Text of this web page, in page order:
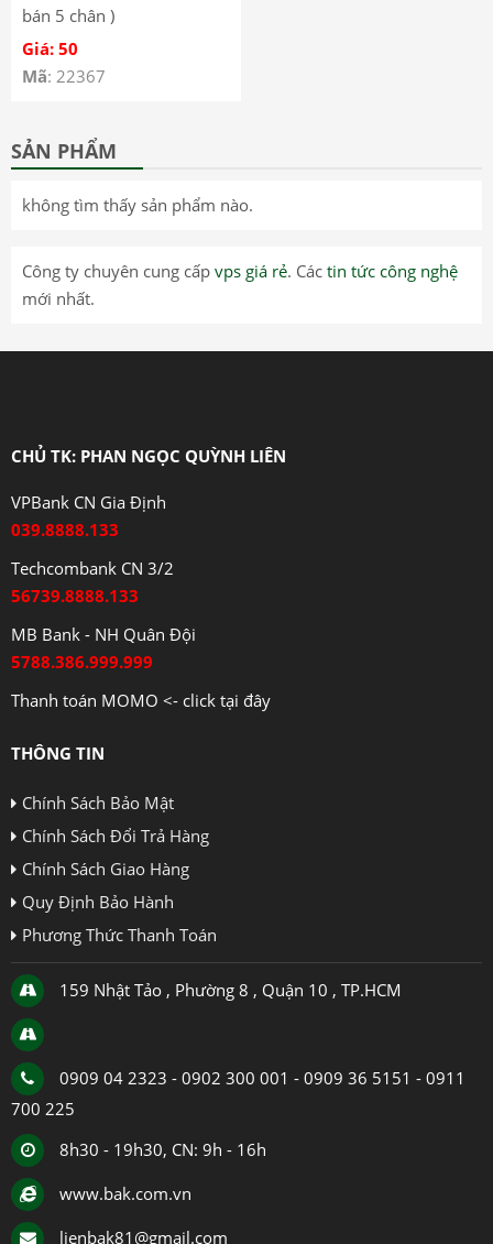
bán 5 chân )
Giá: 50
Mã: 22367
SẢN PHẨM
không tìm thấy sản phẩm nào.
Công ty chuyên cung cấp vps giá rẻ. Các tin tức công nghệ
mới nhất.
CHỦ TK: PHAN NGỌC QUỲNH LIÊN
VPBank CN Gia Định
039.8888.133
Techcombank CN 3/2
56739.8888.133
MB Bank - NH Quân Đội
5788.386.999.999
Thanh toán MOMO <- click tại đây
THÔNG TIN
Chính Sách Bảo Mật
Chính Sách Đổi Trả Hàng
Chính Sách Giao Hàng
Quy Định Bảo Hành
Phương Thức Thanh Toán
159 Nhật Tảo , Phường 8 , Quận 10 , TP.HCM
0909 04 2323 - 0902 300 001 - 0909 36 5151 - 0911
700 225
8h30 - 19h30, CN: 9h - 16h
www.bak.com.vn
lienbak81@gmail.com